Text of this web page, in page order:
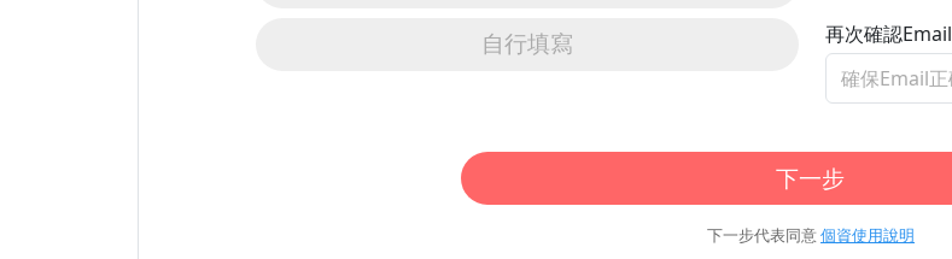
自行填寫 再次確認Email
下一步
下一步代表同意個資使用說明